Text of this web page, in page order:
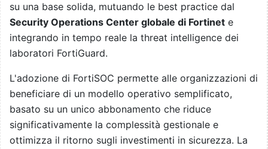
su una base solida, mutuando le best practice dal
Security Operations Center globale di Fortinet e
integrando in tempo reale la threat intelligence dei
laboratori FortiGuard.
L'adozione di FortiSOC permette alle organizzazioni di
beneficiare di un modello operativo semplificato,
basato su un unico abbonamento che riduce
significativamente la complessità gestionale e
ottimizza il ritorno sugli investimenti in sicurezza. La